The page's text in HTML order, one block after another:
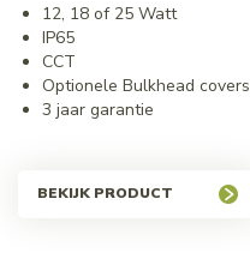
12, 18 of 25 Watt
IP65
CCT
Optionele Bulkhead covers
3 jaar garantie
BEKIJK PRODUCT